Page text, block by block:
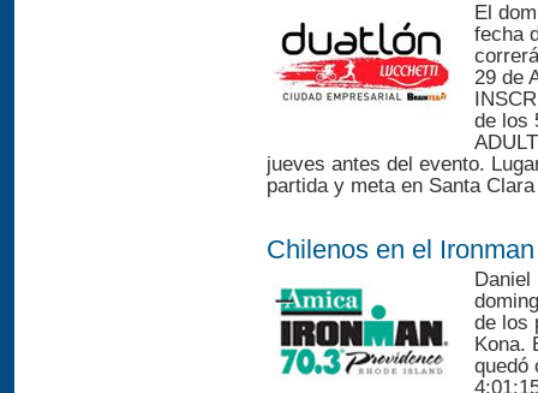
El
fecha
29 de
de los
jueves antes del evento.
partida y meta en Santa
Chilenos en el
Daniel
de los
Kona.
quedó